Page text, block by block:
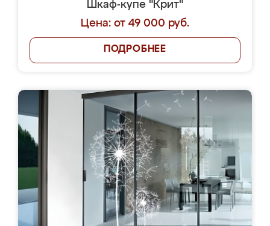
Шкаф-купе "Крит"
Цена: от 49 000 руб.
ПОДРОБНЕЕ